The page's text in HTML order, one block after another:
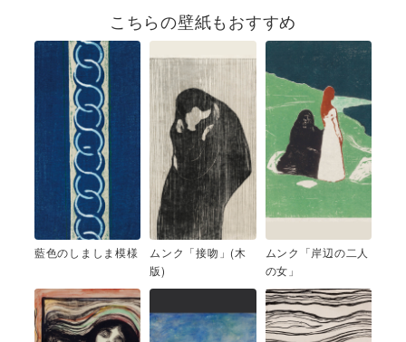
こちらの壁紙もおすすめ
藍色のしましま模様
ムンク「接吻」(木
版)
ムンク「岸辺の二人
の女」